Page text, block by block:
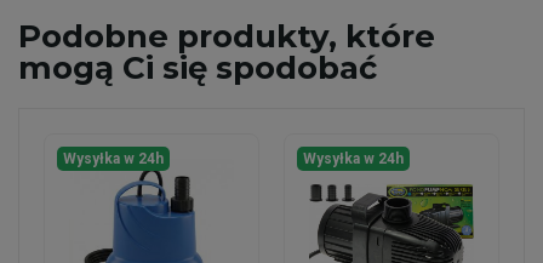
Podobne produkty, które
mogą Ci się spodobać
Wysyłka w 24h Wysyłka w 24h